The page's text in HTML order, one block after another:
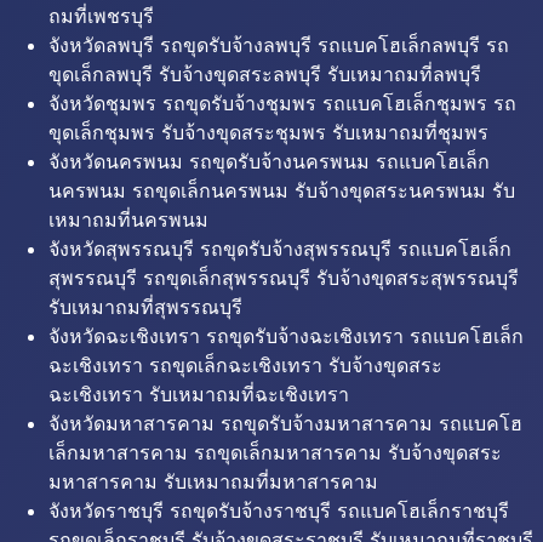
ถมที่เพชรบุรี
จังหวัดลพบุรี รถขุดรับจ้างลพบุรี รถแบคโฮเล็กลพบุรี รถ
ขุดเล็กลพบุรี รับจ้างขุดสระลพบุรี รับเหมาถมที่ลพบุรี
จังหวัดชุมพร รถขุดรับจ้างชุมพร รถแบคโฮเล็กชุมพร รถ
ขุดเล็กชุมพร รับจ้างขุดสระชุมพร รับเหมาถมที่ชุมพร
จังหวัดนครพนม รถขุดรับจ้างนครพนม รถแบคโฮเล็ก
นครพนม รถขุดเล็กนครพนม รับจ้างขุดสระนครพนม รับ
เหมาถมที่นครพนม
จังหวัดสุพรรณบุรี รถขุดรับจ้างสุพรรณบุรี รถแบคโฮเล็ก
สุพรรณบุรี รถขุดเล็กสุพรรณบุรี รับจ้างขุดสระสุพรรณบุรี
รับเหมาถมที่สุพรรณบุรี
จังหวัดฉะเชิงเทรา รถขุดรับจ้างฉะเชิงเทรา รถแบคโฮเล็ก
ฉะเชิงเทรา รถขุดเล็กฉะเชิงเทรา รับจ้างขุดสระ
ฉะเชิงเทรา รับเหมาถมที่ฉะเชิงเทรา
จังหวัดมหาสารคาม รถขุดรับจ้างมหาสารคาม รถแบคโฮ
เล็กมหาสารคาม รถขุดเล็กมหาสารคาม รับจ้างขุดสระ
มหาสารคาม รับเหมาถมที่มหาสารคาม
จังหวัดราชบุรี รถขุดรับจ้างราชบุรี รถแบคโฮเล็กราชบุรี